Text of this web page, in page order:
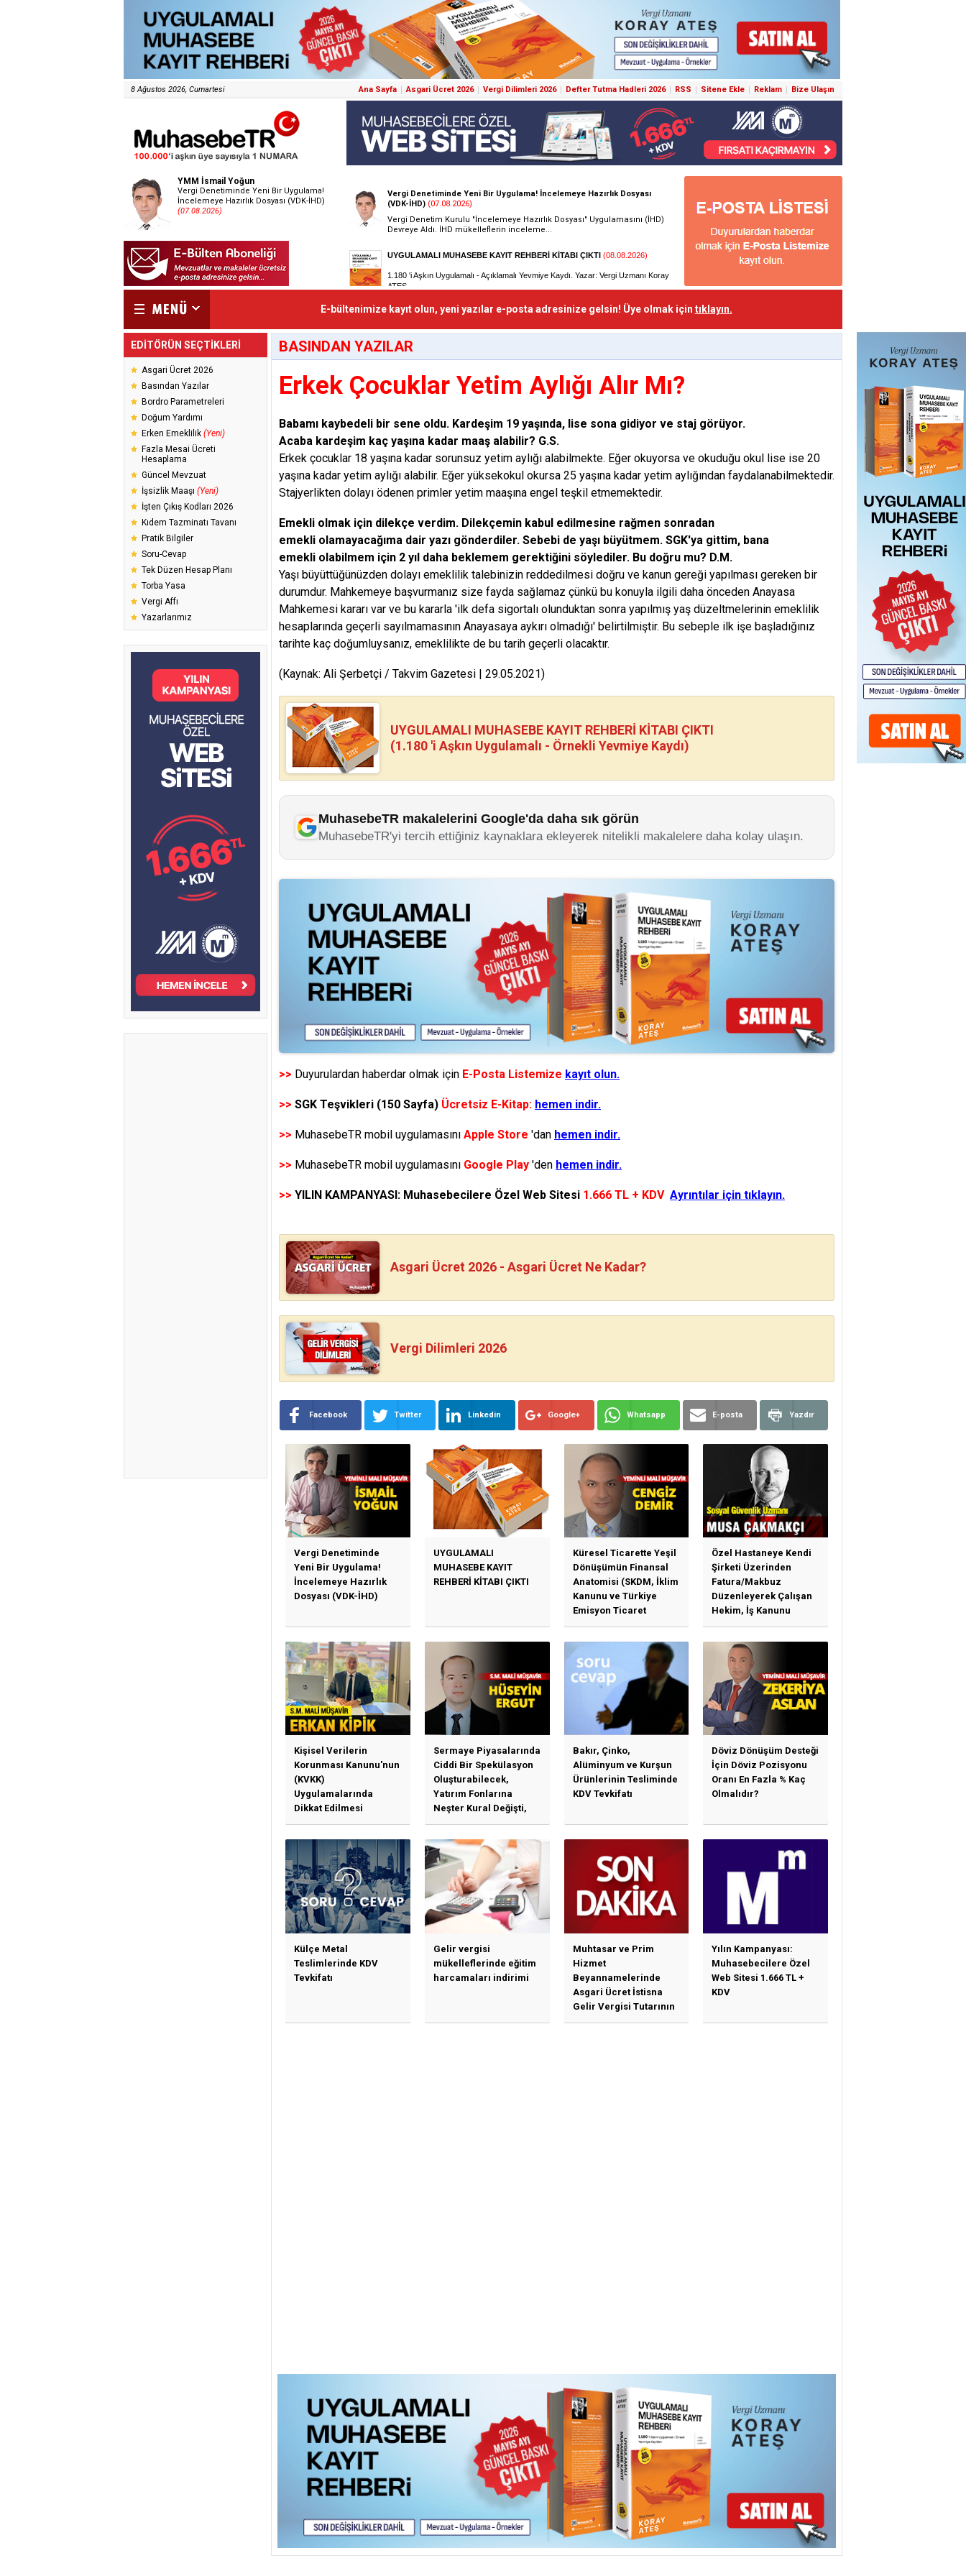
8 Ağustos 2026, Cumartesi Ana Sayfa Asgari Ücret 2026 Vergi Dilimleri 2026 Defter Tutma Hadleri 2026 RSS Sitene Ekle Reklam Bize Ulaşın
YMM İsmail Yoğun
Vergi Denetiminde Yeni Bir Uygulama!
İncelemeye Hazırlık Dosyası (VDK-İHD)
(07.08.2026)
E-bültenimize kayıt olun, yeni yazılar e-posta adresinize gelsin! Üye olmak için tıklayın.
EDİTÖRÜN SEÇTİKLERİ
Asgari Ücret 2026
Basından Yazılar
Bordro Parametreleri
Doğum Yardımı
Erken Emeklilik (Yeni)
Fazla Mesai Ücreti
Hesaplama
Güncel Mevzuat
İşsizlik Maaşı (Yeni)
İşten Çıkış Kodları 2026
Kıdem Tazminatı Tavanı
Pratik Bilgiler
Soru-Cevap
Tek Düzen Hesap Planı
Torba Yasa
Vergi Affı
Yazarlarımız
BASINDAN YAZILAR
Erkek Çocuklar Yetim Aylığı Alır Mı?
Babamı kaybedeli bir sene oldu. Kardeşim 19 yaşında, lise sona gidiyor ve staj görüyor.
Acaba kardeşim kaç yaşına kadar maaş alabilir? G.S.
Erkek çocuklar 18 yaşına kadar sorunsuz yetim aylığı alabilmekte. Eğer okuyorsa ve okuduğu okul lise ise 20
yaşına kadar yetim aylığı alabilir. Eğer yüksekokul okursa 25 yaşına kadar yetim aylığından faydalanabilmektedir.
Stajyerlikten dolayı ödenen primler yetim maaşına engel teşkil etmemektedir.
Emekli olmak için dilekçe verdim. Dilekçemin kabul edilmesine rağmen sonradan
emekli olamayacağıma dair yazı gönderdiler. Sebebi de yaşı büyütmem. SGK'ya gittim, bana
emekli olabilmem için 2 yıl daha beklemem gerektiğini söylediler. Bu doğru mu? D.M.
Yaşı büyüttüğünüzden dolayı emeklilik talebinizin reddedilmesi doğru ve kanun gereği yapılması gereken bir
durumdur. Mahkemeye başvurmanız size fayda sağlamaz çünkü bu konuyla ilgili daha önceden Anayasa
Mahkemesi kararı var ve bu kararla 'ilk defa sigortalı olunduktan sonra yapılmış yaş düzeltmelerinin emeklilik
hesaplarında geçerli sayılmamasının Anayasaya aykırı olmadığı' belirtilmiştir. Bu sebeple ilk işe başladığınız
tarihte kaç doğumluysanız, emeklilikte de bu tarih geçerli olacaktır.
(Kaynak: Ali Şerbetçi / Takvim Gazetesi | 29.05.2021)
UYGULAMALI MUHASEBE KAYIT REHBERİ KİTABI ÇIKTI
(1.180 'i Aşkın Uygulamalı - Örnekli Yevmiye Kaydı)
MuhasebeTR makalelerini Google'da daha sık görün
MuhasebeTR'yi tercih ettiğiniz kaynaklara ekleyerek nitelikli makalelere daha kolay ulaşın.
>> Duyurulardan haberdar olmak için E-Posta Listemize kayıt olun.
>> SGK Teşvikleri (150 Sayfa) Ücretsiz E-Kitap: hemen indir.
>> MuhasebeTR mobil uygulamasını Apple Store 'dan hemen indir.
>> MuhasebeTR mobil uygulamasını Google Play 'den hemen indir.
>> YILIN KAMPANYASI: Muhasebecilere Özel Web Sitesi 1.666 TL + KDV Ayrıntılar için tıklayın.
Asgari Ücret 2026 - Asgari Ücret Ne Kadar?
Vergi Dilimleri 2026
Facebook Twitter Linkedin Google+ Whatsapp E-posta Yazdır
Vergi Denetiminde
Yeni Bir Uygulama!
İncelemeye Hazırlık
Dosyası (VDK-İHD)
UYGULAMALI
MUHASEBE KAYIT
REHBERİ KİTABI ÇIKTI
Küresel Ticarette Yeşil
Dönüşümün Finansal
Anatomisi (SKDM, İklim
Kanunu ve Türkiye
Emisyon Ticaret
Sistemi (TR-ETS)
Özel Hastaneye Kendi
Şirketi Üzerinden
Fatura/Makbuz
Düzenleyerek Çalışan
Hekim, İş Kanunu
Hükümlerinden
Kişisel Verilerin
Korunması Kanunu'nun
(KVKK)
Uygulamalarında
Dikkat Edilmesi
Gereken Özet Başlıklar
Sermaye Piyasalarında
Ciddi Bir Spekülasyon
Oluşturabilecek,
Yatırım Fonlarına
Neşter Kural Değişti,
SPK’dan Kritik Hamle
Haberlerine Sermaye
Piyasası Kurulundan
Yalanlama Ve Yerinde
Bir Açıklama Geldi
Bakır, Çinko,
Alüminyum ve Kurşun
Ürünlerinin Tesliminde
KDV Tevkifatı
Döviz Dönüşüm Desteği
İçin Döviz Pozisyonu
Oranı En Fazla % Kaç
Olmalıdır?
Külçe Metal
Teslimlerinde KDV
Tevkifatı
Gelir vergisi
mükelleflerinde eğitim
harcamaları indirimi
Muhtasar ve Prim
Hizmet
Beyannamelerinde
Asgari Ücret İstisna
Gelir Vergisi Tutarının
Güncellenmesine
Yılın Kampanyası:
Muhasebecilere Özel
Web Sitesi 1.666 TL +
KDV